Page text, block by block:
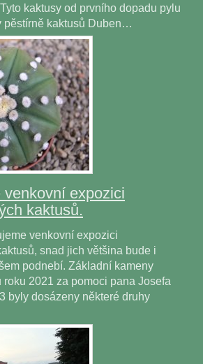
kaktusy od prvního dopadu pylu
pěstírně kaktusů Duben…
venkovní expozici
kaktusů.
venkovní expozici
snad jich většina bude i
podnebí. Základní kameny
roku 2021 za pomoci pana Josefa
byly dosázeny některé druhy